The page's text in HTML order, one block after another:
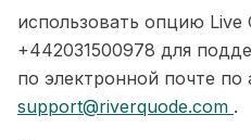
использовать опцию Live
+442031500978 для
по электронной почте по
support@riverquode.com .